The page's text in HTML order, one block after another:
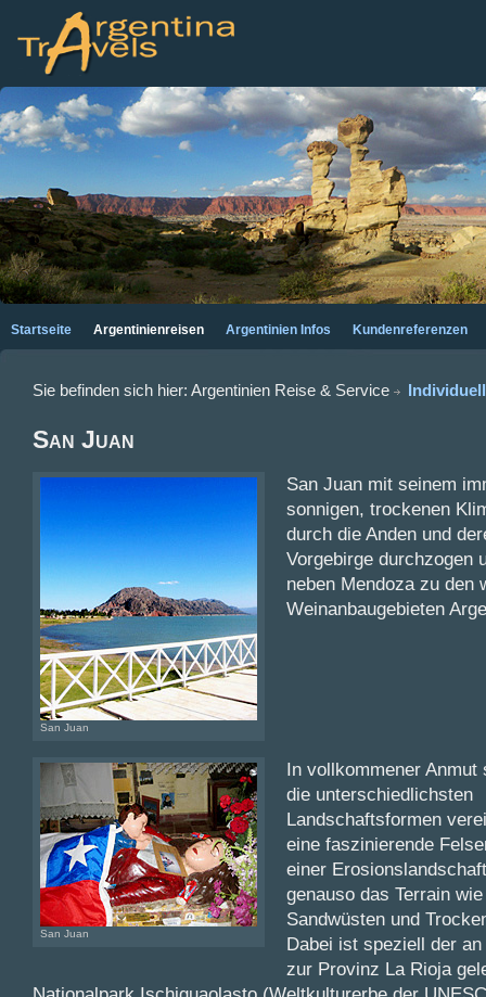
Startseite Argentinienreisen Argentinien Infos Kundenreferenzen
Argentinien Reise & Service
San Juan
San Juan
San Juan mit seinem
sonnigen, trockenen
durch die Anden und
Vorgebirge durchzogen
neben Mendoza zu den
Weinanbaugebieten
San Juan
In vollkommener Anmut
die unterschiedlichsten
Landschaftsformen
eine faszinierende
einer
genauso das Terrain
Sandwüsten und
Dabei ist speziell der
zur Provinz La Rioja